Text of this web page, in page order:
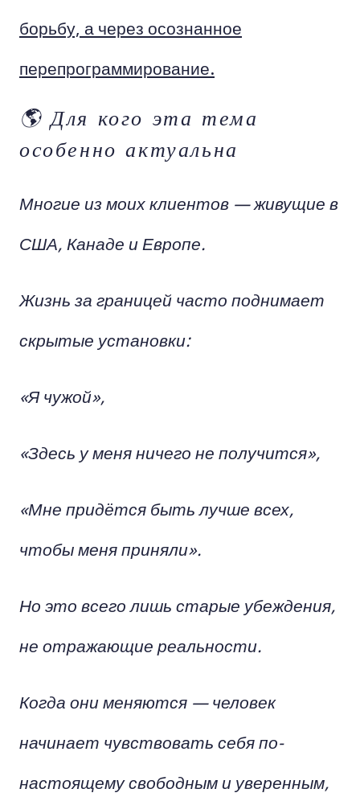
борьбу, а через осознанное
перепрограммирование.
🌎 Для кого эта тема
особенно актуальна
Многие из моих клиентов — живущие в
США, Канаде и Европе.
Жизнь за границей часто поднимает
скрытые установки:
«Я чужой»,
«Здесь у меня ничего не получится»,
«Мне придётся быть лучше всех,
чтобы меня приняли».
Но это всего лишь старые убеждения,
не отражающие реальности.
Когда они меняются — человек
начинает чувствовать себя по-
настоящему свободным и уверенным,